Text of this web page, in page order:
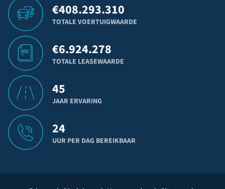
€408.293.310
TOTALE VOERTUIGWAARDE
€6.924.278
TOTALE LEASEWAARDE
45
JAAR ERVARING
24
UUR PER DAG BEREIKBAAR